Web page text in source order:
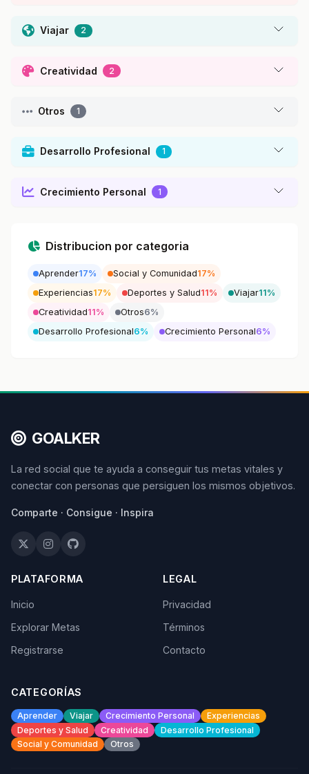
Viajar 2
Creatividad 2
Otros 1
Desarrollo Profesional 1
Crecimiento Personal 1
Distribucion por categoria
Aprender17% Social y Comunidad17%
Experiencias17% Deportes y Salud11% Viajar11%
Creatividad11% Otros6%
Desarrollo Profesional6% Crecimiento Personal6%
GOALKER
La red social que te ayuda a conseguir tus metas vitales y
conectar con personas que persiguen los mismos objetivos.
Comparte · Consigue · Inspira
PLATAFORMA
Inicio
Explorar Metas
Registrarse
LEGAL
Privacidad
Términos
Contacto
CATEGORÍAS
Aprender Viajar Crecimiento Personal
Experiencias
Deportes y Salud
Creatividad
Desarrollo Profesional
Social y Comunidad
Otros